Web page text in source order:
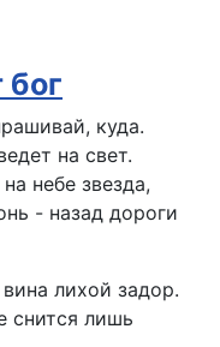
бог
куда.
на свет.
небе звезда,
- назад дороги
лихой задор.
снится лишь